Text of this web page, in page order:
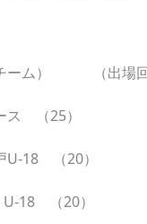
ーム） （出場回
ス （25）
18 （20）
18 （20）